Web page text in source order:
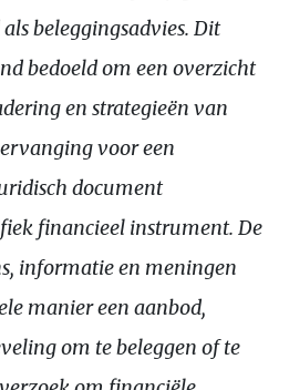
beleggingsadvies. Dit
bedoeld om een overzicht
en strategieën van
voor een
document
financieel instrument. De
informatie en meningen
manier een aanbod,
om te beleggen of te